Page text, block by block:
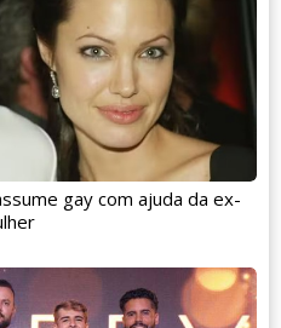
gay com ajuda da ex-